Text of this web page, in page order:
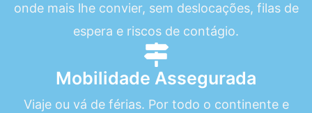
onde mais lhe convier, sem deslocações, filas de
espera e riscos de contágio.
Mobilidade Assegurada
Viaje ou vá de férias. Por todo o continente e